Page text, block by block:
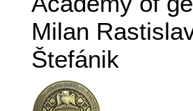
Milan
Štefánik